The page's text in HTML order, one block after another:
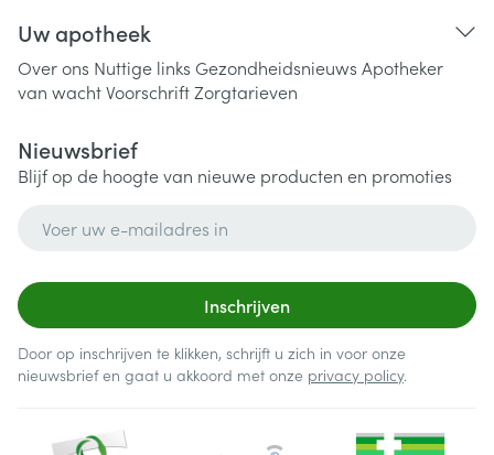
Uw apotheek
Over ons Nuttige links Gezondheidsnieuws Apotheker
van wachtVoorschriftZorgtarieven
Nieuwsbrief
Blijf op de hoogte van nieuwe producten en promoties
Inschrijven
Door op inschrijven te klikken, schrijft u zich in voor onze
nieuwsbrief en gaat u akkoord met onze privacy policy.